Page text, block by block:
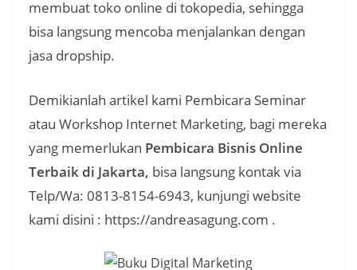
membuat toko online di tokopedia, sehingga
bisa langsung mencoba menjalankan dengan
jasa dropship.
Demikianlah artikel kami Pembicara Seminar
atau Workshop Internet Marketing, bagi mereka
yang memerlukan Pembicara Bisnis Online
Terbaik di Jakarta, bisa langsung kontak via
Telp/Wa: 0813-8154-6943, kunjungi website
kami disini : https://andreasagung.com .